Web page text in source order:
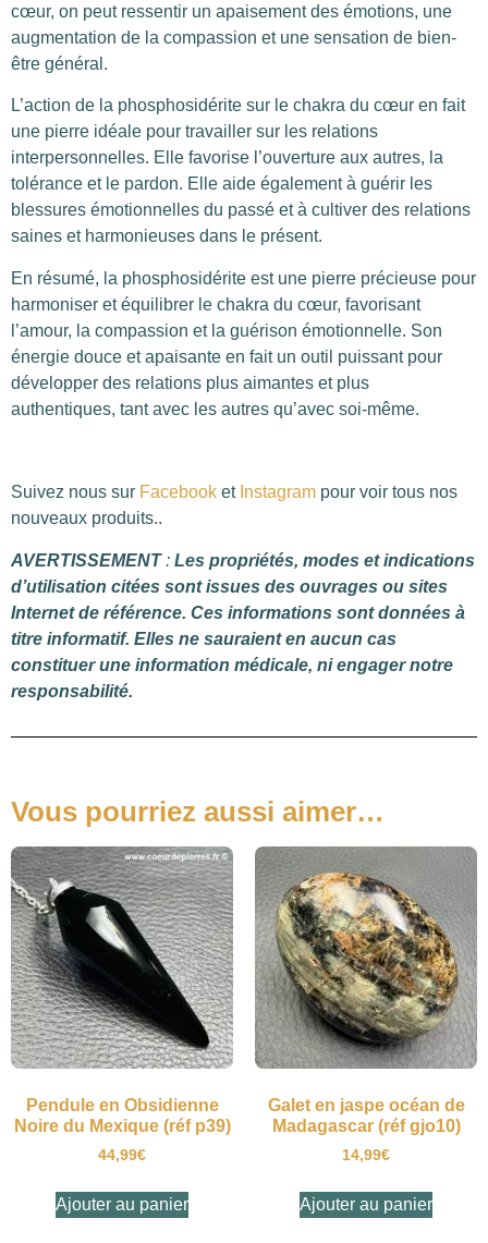
cœur, on peut ressentir un apaisement des émotions, une
augmentation de la compassion et une sensation de bien-
être général.
L’action de la phosphosidérite sur le chakra du cœur en fait
une pierre idéale pour travailler sur les relations
interpersonnelles. Elle favorise l’ouverture aux autres, la
tolérance et le pardon. Elle aide également à guérir les
blessures émotionnelles du passé et à cultiver des relations
saines et harmonieuses dans le présent.
En résumé, la phosphosidérite est une pierre précieuse pour
harmoniser et équilibrer le chakra du cœur, favorisant
l’amour, la compassion et la guérison émotionnelle. Son
énergie douce et apaisante en fait un outil puissant pour
développer des relations plus aimantes et plus
authentiques, tant avec les autres qu’avec soi-même.
Suivez nous sur Facebook et Instagram pour voir tous nos
nouveaux produits..
AVERTISSEMENT: Les propriétés, modes et indications
d’utilisation citées sont issues des ouvrages ou sites
Internet de référence. Ces informations sont données à
titre informatif. Elles ne sauraient en aucun cas
constituer une information médicale, ni engager notre
responsabilité.
Vous pourriez aussi aimer…
Pendule en Obsidienne
Noire du Mexique (réf p39)
44,99€
Ajouter au panier
Galet en jaspe océan de
Madagascar (réf gjo10)
14,99€
Ajouter au panier